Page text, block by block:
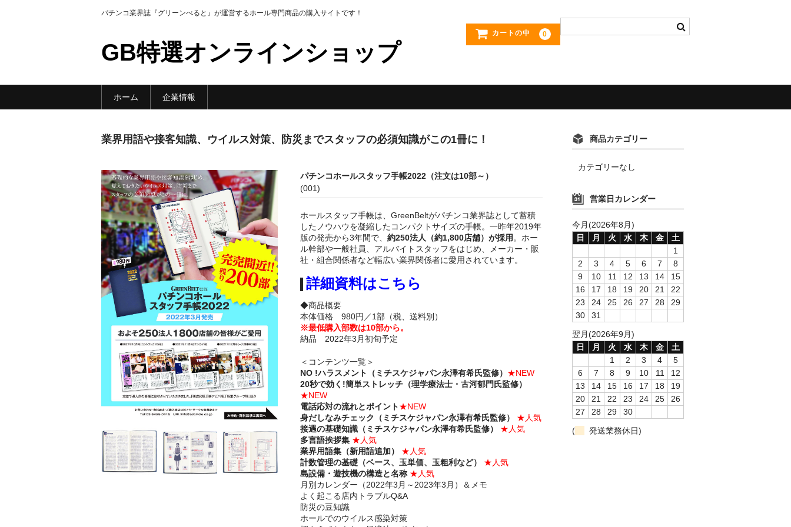
パチンコ業界誌『グリーンべると』が運営するホール専門商品の購入サイトです！
GB特選オンラインショップ
カートの中 0
ホーム 企業情報
業界用語や接客知識、ウイルス対策、防災までスタッフの必須知識がこの1冊に！
パチンコホールスタッフ手帳2022（注文は10部～）
(001)
ホールスタッフ手帳は、GreenBeltがパチンコ業界誌として蓄積
したノウハウを凝縮したコンパクトサイズの手帳。一昨年2019年
版の発売から3年間で、 約250法人（約1,800店舗）が採用 。ホー
ル幹部や一般社員、アルバイトスタッフをはじめ、メーカー・販
社・組合関係者など幅広い業界関係者に愛用されています。
詳細資料はこちら
◆商品概要
本体価格 980円／1部（税、送料別）
※最低購入部数は10部から。
納品 2022年3月初旬予定
＜コンテンツ一覧＞
NO !ハラスメント（ミチスケジャパン永澤有希氏監修） ★NEW
20秒で効く!簡単ストレッチ（理学療法士・古河郁門氏監修）
★NEW
電話応対の流れとポイント★NEW
身だしなみチェック（ミチスケジャパン永澤有希氏監修）
★人気
接遇の基礎知識（ミチスケジャパン永澤有希氏監修）
★人気
多言語挨拶集 ★人気
業界用語集（新用語追加）
★人気
計数管理の基礎（ベース、玉単価、玉粗利など）
★人気
島設備・遊技機の構造と名称 ★人気
月別カレンダー（2022年3月～2023年3月）＆メモ
よく起こる店内トラブルQ&A
防災の豆知識
ホールでのウイルス感染対策
商品カテゴリー
カテゴリーなし
営業日カレンダー
今月(2026年8月)
日
月 火 水 木 金
土
1
2
3 4 5 6 7
8
9
10 11 12 13 14
15
16
17 18 19 20 21
22
23
24 25 26 27 28
29
30
31
翌月(2026年9月)
日
月 火 水 木 金
土
1
2 3 4
5
6
7 8 9 10 11
12
13
14 15 16 17 18
19
20
21 22 23 24 25
26
27
28 29
30
(
発送業務休日)